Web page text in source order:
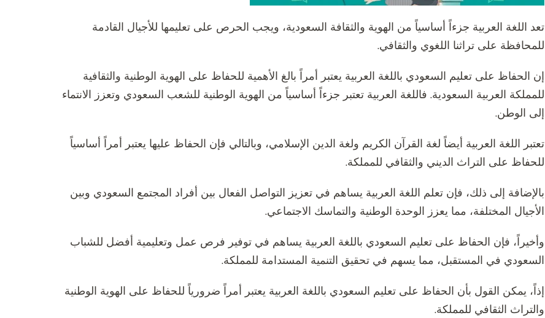
تعد اللغة العربية جزءاً أساسياً من الهوية والثقافة السعودية، ويجب الحرص على تعليمها للأجيال القادمة
للمحافظة على تراثنا اللغوي والثقافي.
إن الحفاظ على تعليم السعودي باللغة العربية يعتبر أمراً بالغ الأهمية للحفاظ على الهوية الوطنية والثقافية
للمملكة العربية السعودية. فاللغة العربية تعتبر جزءاً أساسياً من الهوية الوطنية للشعب السعودي وتعزز الانتماء
إلى الوطن.
تعتبر اللغة العربية أيضاً لغة القرآن الكريم ولغة الدين الإسلامي، وبالتالي فإن الحفاظ عليها يعتبر أمراً أساسياً
للحفاظ على التراث الديني والثقافي للمملكة.
بالإضافة إلى ذلك، فإن تعلم اللغة العربية يساهم في تعزيز التواصل الفعال بين أفراد المجتمع السعودي وبين
الأجيال المختلفة، مما يعزز الوحدة الوطنية والتماسك الاجتماعي.
وأخيراً، فإن الحفاظ على تعليم السعودي باللغة العربية يساهم في توفير فرص عمل وتعليمية أفضل للشباب
السعودي في المستقبل، مما يسهم في تحقيق التنمية المستدامة للمملكة.
إذاً، يمكن القول بأن الحفاظ على تعليم السعودي باللغة العربية يعتبر أمراً ضرورياً للحفاظ على الهوية الوطنية
والتراث الثقافي للمملكة.